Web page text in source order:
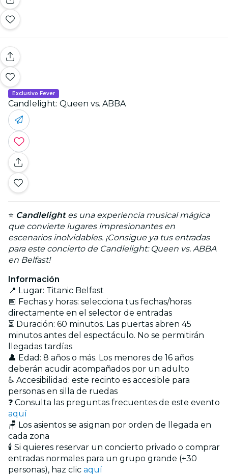
Exclusivo Fever
Candlelight: Queen vs. ABBA
⭐ Candlelightes una experiencia musical mágica
que convierte lugares impresionantes en
escenarios inolvidables. ¡Consigue ya tus entradas
para este concierto de Candlelight: Queen vs. ABBA
en Belfast!
Información
📍 Lugar: Titanic Belfast
📅 Fechas y horas: selecciona tus fechas/horas
directamente en el selector de entradas
⏳ Duración: 60 minutos. Las puertas abren 45
minutos antes del espectáculo. No se permitirán
llegadas tardías
👤 Edad: 8 años o más. Los menores de 16 años
deberán acudir acompañados por un adulto
♿ Accesibilidad: este recinto es accesible para
personas en silla de ruedas
❓ Consulta las preguntas frecuentes de este evento
aquí
🪑 Los asientos se asignan por orden de llegada en
cada zona
🕯️ Si quieres reservar un concierto privado o comprar
entradas normales para un grupo grande (+30
personas), haz clic aquí